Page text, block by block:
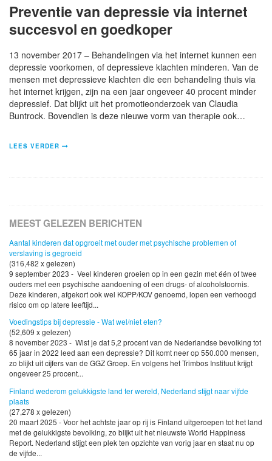
Preventie van depressie via internet
succesvol en goedkoper
13 november 2017 – Behandelingen via het internet kunnen een
depressie voorkomen, of depressieve klachten minderen. Van de
mensen met depressieve klachten die een behandeling thuis via
het internet krijgen, zijn na een jaar ongeveer 40 procent minder
depressief. Dat blijkt uit het promotieonderzoek van Claudia
Buntrock. Bovendien is deze nieuwe vorm van therapie ook…
LEES VERDER
MEEST GELEZEN BERICHTEN
Aantal kinderen dat opgroeit met ouder met psychische problemen of
verslaving is gegroeid
(316,482 x gelezen)
9 september 2023 - Veel kinderen groeien op in een gezin met één of twee
ouders met een psychische aandoening of een drugs- of alcoholstoornis.
Deze kinderen, afgekort ook wel KOPP/KOV genoemd, lopen een verhoogd
risico om op latere leeftijd...
Voedingstips bij depressie - Wat wel/niet eten?
(52,609 x gelezen)
8 november 2023 - Wist je dat 5,2 procent van de Nederlandse bevolking tot
65 jaar in 2022 leed aan een depressie? Dit komt neer op 550.000 mensen,
zo blijkt uit cijfers van de GGZ Groep. En volgens het Trimbos Instituut krijgt
ongeveer 25 procent...
Finland wederom gelukkigste land ter wereld, Nederland stijgt naar vijfde
plaats
(27,278 x gelezen)
20 maart 2025 - Voor het achtste jaar op rij is Finland uitgeroepen tot het land
met de gelukkigste bevolking, zo blijkt uit het nieuwste World Happiness
Report. Nederland stijgt een plek ten opzichte van vorig jaar en staat nu op
de vijfde...